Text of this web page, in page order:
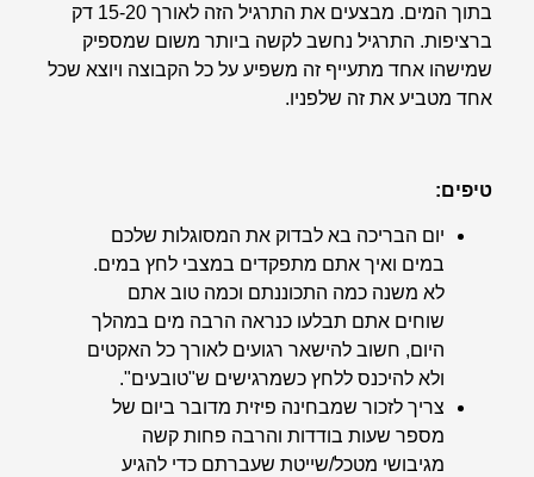
בתוך המים. מבצעים את התרגיל הזה לאורך 15-20 דק
ברציפות. התרגיל נחשב לקשה ביותר משום שמספיק
שמישהו אחד מתעייף זה משפיע על כל הקבוצה ויוצא שכל
אחד מטביע את זה שלפניו.
טיפים:
יום הבריכה בא לבדוק את המסוגלות שלכם
במים ואיך אתם מתפקדים במצבי לחץ במים.
לא משנה כמה התכוננתם וכמה טוב אתם
שוחים אתם תבלעו כנראה הרבה מים במהלך
היום, חשוב להישאר רגועים לאורך כל האקטים
ולא להיכנס ללחץ כשמרגישים ש"טובעים".
צריך לזכור שמבחינה פיזית מדובר ביום של
מספר שעות בודדות והרבה פחות קשה
מגיבושי מטכל/שייטת שעברתם כדי להגיע